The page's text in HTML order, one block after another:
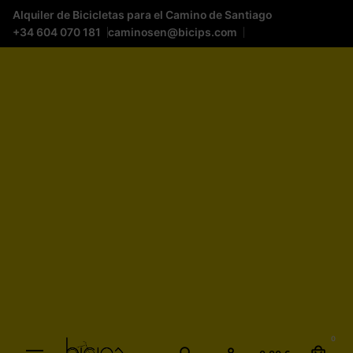
Alquiler de Bicicletas para el Camino de Santiago
+34 604 070 181
caminosen@bicips.com
0